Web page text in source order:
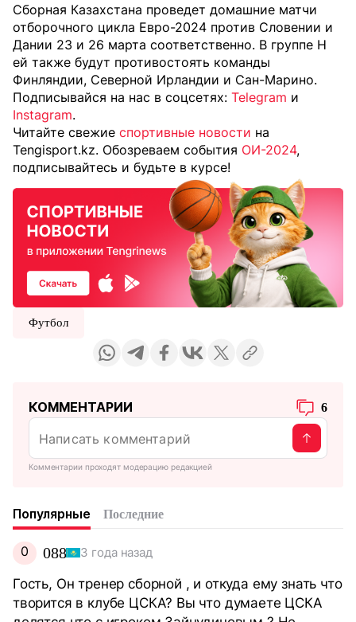
Сборная Казахстана проведет домашние матчи
отборочного цикла Евро-2024 против Словении и
Дании 23 и 26 марта соответственно. В группе H
ей также будут противостоять команды
Финляндии, Северной Ирландии и Сан-Марино.
Подписывайся на нас в соцсетях: Telegram и
Instagram.
Читайте свежие спортивные новости на
Tengisport.kz. Обозреваем события ОИ-2024,
подписывайтесь и будьте в курсе!
Футбол
КОММЕНТАРИИ 6
Комментарии проходят модерацию редакцией
Популярные Последние
0 088 3 года назад
Гость, Он тренер сборной , и откуда ему знать что
творится в клубе ЦСКА? Вы что думаете ЦСКА